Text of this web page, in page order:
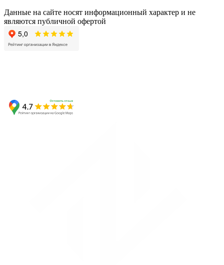
Данные на сайте носят информационный характер и не
являются публичной офертой